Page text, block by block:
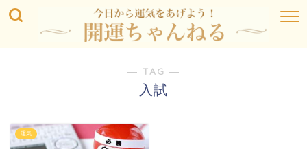
― TAG ―
入試
運気